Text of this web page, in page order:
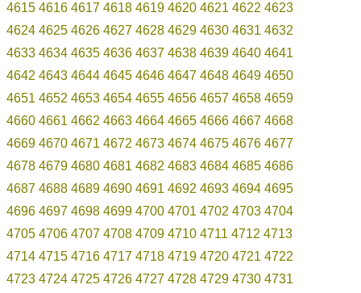
4615 4616 4617 4618 4619 4620 4621 4622 4623
4624 4625 4626 4627 4628 4629 4630 4631 4632
4633 4634 4635 4636 4637 4638 4639 4640 4641
4642 4643 4644 4645 4646 4647 4648 4649 4650
4651 4652 4653 4654 4655 4656 4657 4658 4659
4660 4661 4662 4663 4664 4665 4666 4667 4668
4669 4670 4671 4672 4673 4674 4675 4676 4677
4678 4679 4680 4681 4682 4683 4684 4685 4686
4687 4688 4689 4690 4691 4692 4693 4694 4695
4696 4697 4698 4699 4700 4701 4702 4703 4704
4705 4706 4707 4708 4709 4710 4711 4712 4713
4714 4715 4716 4717 4718 4719 4720 4721 4722
4723 4724 4725 4726 4727 4728 4729 4730 4731